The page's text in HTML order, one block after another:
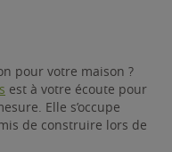
pour votre maison ?
est à votre écoute pour
Elle s’occupe
de construire lors de